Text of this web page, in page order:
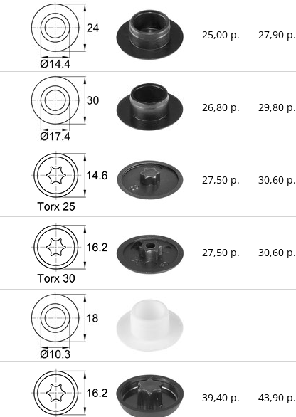
25,00 р. 27,90 р.
26,80 р. 29,80 р.
27,50 р. 30,60 р.
27,50 р. 30,60 р.
39,40 р. 43,90 р.